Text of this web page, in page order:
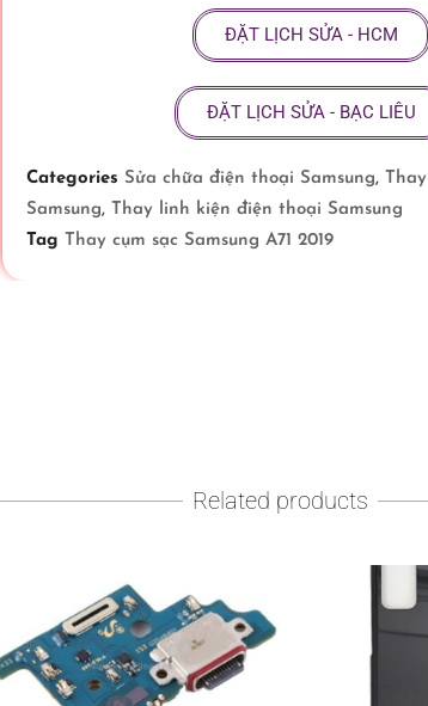
ĐẶT LỊCH SỬA - HCM
ĐẶT LỊCH SỬA - BẠC LIÊU
Categories Sửa chữa điện thoại Samsung,
Samsung, Thay linh kiện điện thoại Samsung
Tag Thay cụm sạc Samsung A71 2019
Related products